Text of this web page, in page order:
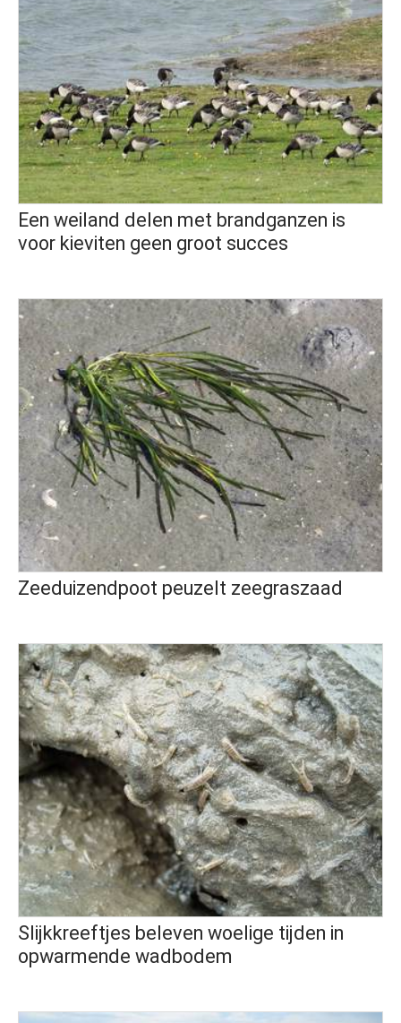
Een weiland delen met brandganzen is
voor kieviten geen groot succes
Zeeduizendpoot peuzelt zeegraszaad
Slijkkreeftjes beleven woelige tijden in
opwarmende wadbodem